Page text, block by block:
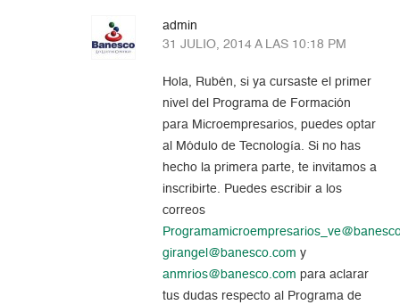
admin
31 JULIO, 2014 A LAS 10:18 PM
Hola, Rubén, si ya cursaste el primer
nivel del Programa de Formación
para Microempresarios, puedes optar
al Módulo de Tecnología. Si no has
hecho la primera parte, te invitamos a
inscribirte. Puedes escribir a los
correos
girangel@banesco.com y
anmrios@banesco.com para aclarar
tus dudas respecto al Programa de